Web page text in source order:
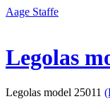
Aage Staffe
Legolas
Legolas model 25011